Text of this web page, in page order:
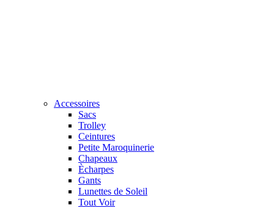
Accessoires
Sacs
Trolley
Ceintures
Petite Maroquinerie
Chapeaux
Ècharpes
Gants
Lunettes de Soleil
Tout Voir